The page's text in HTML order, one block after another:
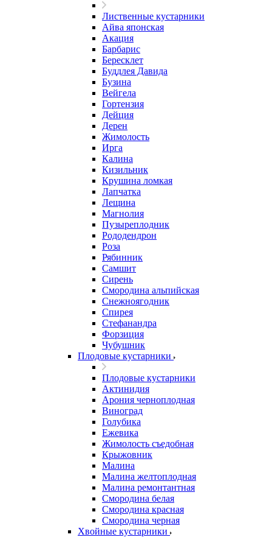
Лиственные кустарники
Айва японская
Акация
Барбарис
Бересклет
Буддлея Давида
Бузина
Вейгела
Гортензия
Дейция
Дерен
Жимолость
Ирга
Калина
Кизильник
Крушина ломкая
Лапчатка
Лещина
Магнолия
Пузыреплодник
Рододендрон
Роза
Рябинник
Самшит
Сирень
Смородина альпийская
Снежноягодник
Спирея
Стефанандра
Форзиция
Чубушник
Плодовые кустарники
Плодовые кустарники
Актинидия
Арония черноплодная
Виноград
Голубика
Ежевика
Жимолость съедобная
Крыжовник
Малина
Малина желтоплодная
Малина ремонтантная
Смородина белая
Смородина красная
Смородина черная
Хвойные кустарники